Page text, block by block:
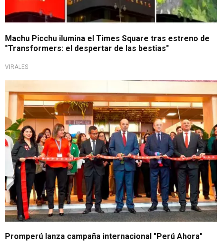
Machu Picchu ilumina el Times Square tras estreno de
"Transformers: el despertar de las bestias"
VIRALES
Promperú lanza campaña internacional "Perú Ahora"